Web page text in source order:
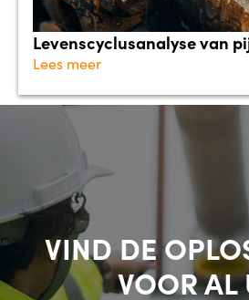
Levenscyclusanalyse van
Lees meer
VIND DE
VOOR AL